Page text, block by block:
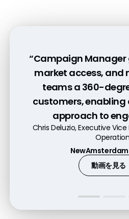
“Campaign Manager
market access, and
teams a 360-
customers,
approach to
Chris Deluzio, Executive
動画を見る
"The beauty of
that you've got this
there's visibility
Mike Josey,
Essential
動画を見る
「Vault CRM Campaign
ルな操作性により、あら
イエンス企業が法令を遵
ティングとキャンペーン
能になりま
Arno Sosna, General
Veeva
デモを見る